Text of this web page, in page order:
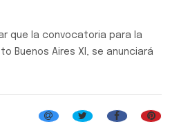
que la convocatoria para la
Buenos Aires XI, se anunciará